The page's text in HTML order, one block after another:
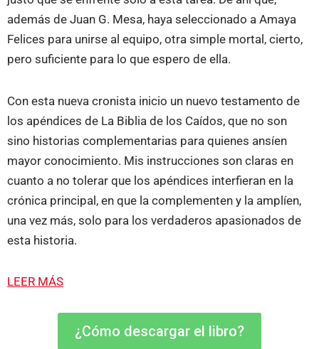
además de Juan G. Mesa, haya seleccionado a Amaya
Felices para unirse al equipo, otra simple mortal, cierto,
pero suficiente para lo que espero de ella.
Con esta nueva cronista inicio un nuevo testamento de
los apéndices de La Biblia de los Caídos, que no son
sino historias complementarias para quienes ansíen
mayor conocimiento. Mis instrucciones son claras en
cuanto a no tolerar que los apéndices interfieran en la
crónica principal, en que la complementen y la amplíen,
una vez más, solo para los verdaderos apasionados de
esta historia.
LEER MÁS
¿Cómo descargar el libro?